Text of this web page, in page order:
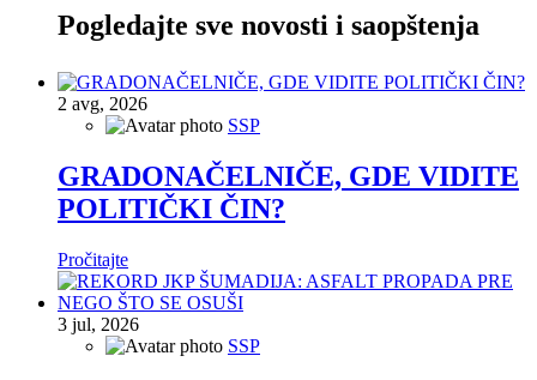
Pogledajte sve novosti i saopštenja
2 avg, 2026
SSP
GRADONAČELNIČE, GDE VIDITE
POLITIČKI ČIN?
Pročitajte
3 jul, 2026
SSP